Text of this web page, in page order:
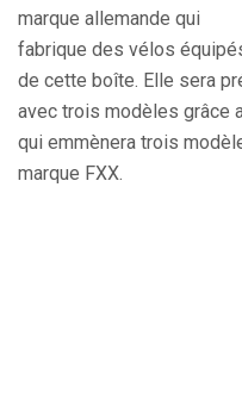
marque allemande qui
fabrique des vélos
de cette boîte. Elle sera
avec trois modèles grâce
qui emmènera trois
marque FXX.